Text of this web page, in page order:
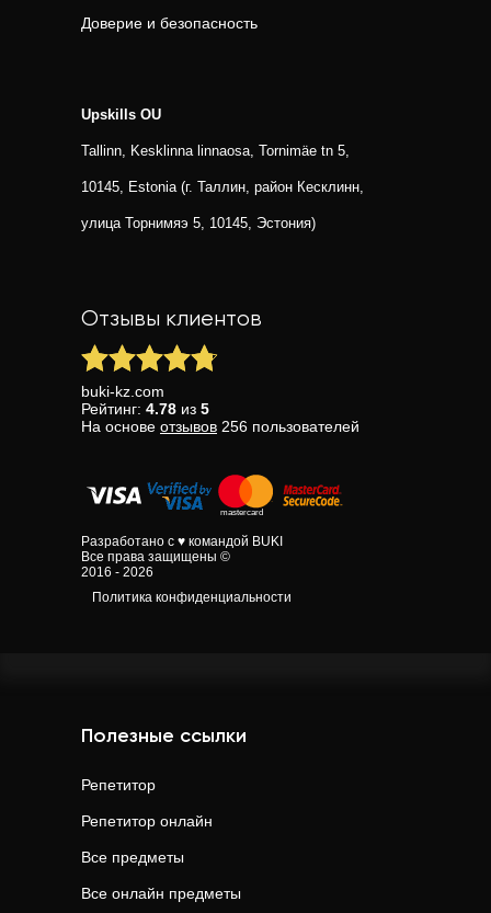
Доверие и безопасность
Upskills OU
Tallinn, Kesklinna linnaosa, Tornimäe tn 5,
10145, Estonia (г. Таллин, район Кесклинн,
улица Торнимяэ 5, 10145, Эстония)
Отзывы клиентов
buki-kz.com
Рейтинг: 4.78 из 5
На основе отзывов 256 пользователей
Разработано с ♥ командой BUKI
Все права защищены ©
2016 - 2026
Политика конфиденциальности
Полезные ссылки
Репетитор
Репетитор онлайн
Все предметы
Все онлайн предметы